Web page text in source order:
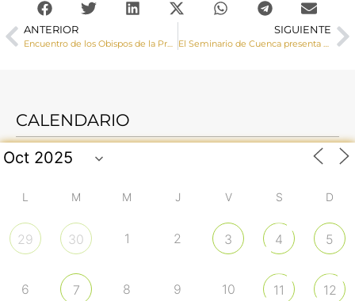
ANTERIOR
Encuentro de los Obispos de la Provincia Eclesiástica en la Casa de Ejercicios
SIGUIENTE
El Seminario de Cuenca presenta el CD ‘Cien veces más’ con 13 canciones con un mensaje vocacional y misionero
CALENDARIO
L M M J V S D
29 30 1 2 3 4 5
6 7 8 9 10 11 12